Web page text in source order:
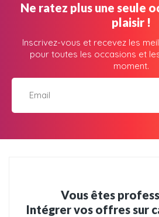
Ne ratez plus une seule
plaisir !
Inscrivez-vous et recevez les
pour toutes les occasions et
moment.
Vous êtes
Intégrer vos offres sur